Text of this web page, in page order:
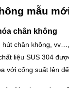
mẫu
chân không
chân không,
liệu SUS 304
với cống suất lên